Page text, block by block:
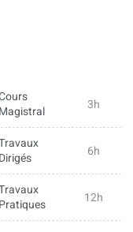
Magistral
3h
Dirigés
6h
Pratiques
12h